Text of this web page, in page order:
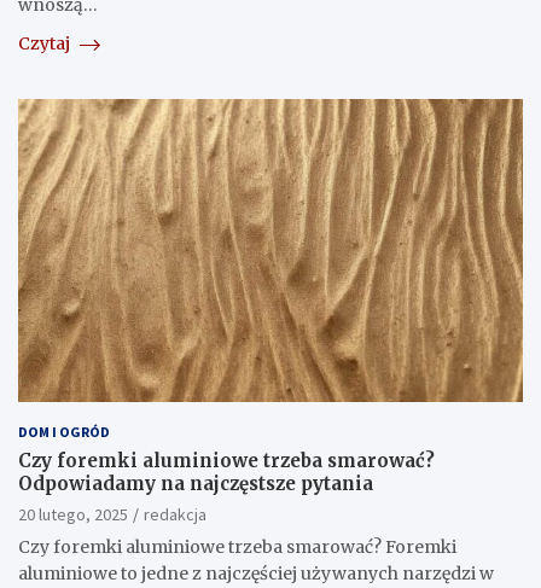
wnoszą…
Czytaj
DOM I OGRÓD
Czy foremki aluminiowe trzeba smarować?
Odpowiadamy na najczęstsze pytania
20 lutego, 2025
redakcja
Czy foremki aluminiowe trzeba smarować? Foremki
aluminiowe to jedne z najczęściej używanych narzędzi w